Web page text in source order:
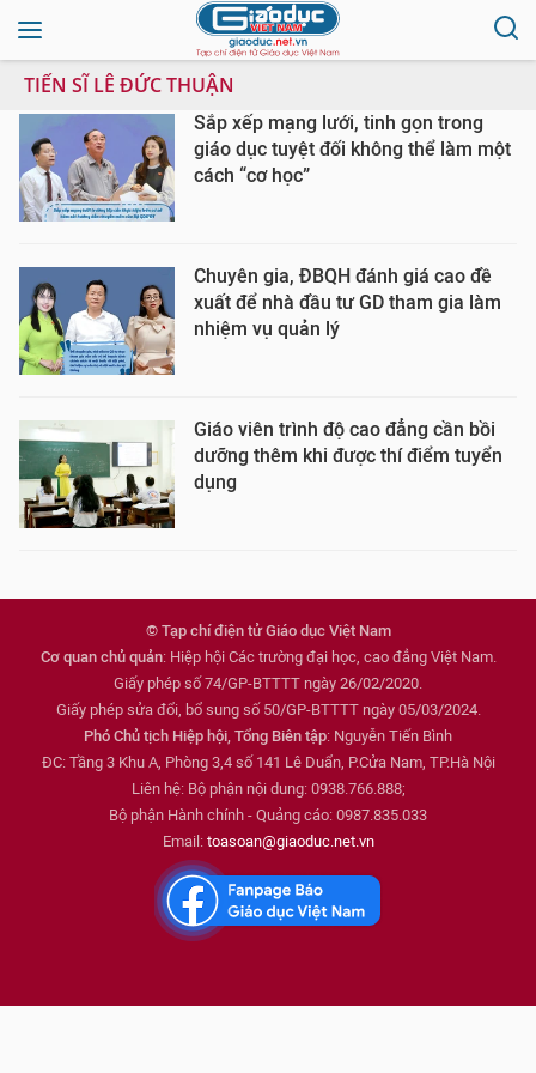
TIẾN SĨ LÊ ĐỨC THUẬN
Sắp xếp mạng lưới, tinh gọn trong
giáo dục tuyệt đối không thể làm một
cách “cơ học”
Chuyên gia, ĐBQH đánh giá cao đề
xuất để nhà đầu tư GD tham gia làm
nhiệm vụ quản lý
Giáo viên trình độ cao đẳng cần bồi
dưỡng thêm khi được thí điểm tuyển
dụng
© Tạp chí điện tử Giáo dục Việt Nam
Cơ quan chủ quản: Hiệp hội Các trường đại học, cao đẳng Việt Nam.
Giấy phép số 74/GP-BTTTT ngày 26/02/2020.
Giấy phép sửa đổi, bổ sung số 50/GP-BTTTT ngày 05/03/2024.
Phó Chủ tịch Hiệp hội, Tổng Biên tập: Nguyễn Tiến Bình
ĐC: Tầng 3 Khu A, Phòng 3,4 số 141 Lê Duẩn, P.Cửa Nam, TP.Hà Nội
Liên hệ: Bộ phận nội dung: 0938.766.888;
Bộ phận Hành chính - Quảng cáo: 0987.835.033
Email: toasoan@giaoduc.net.vn